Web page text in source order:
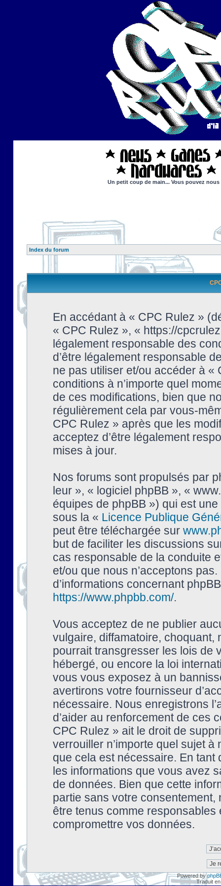
Un petit coup de main... Vous pouvez
Index du forum
En accédant à « CPC Rulez »
« CPC Rulez », « https://
légalement responsable des
d’être légalement responsable
ne pas utiliser et/ou accéder à
conditions à n’importe quel
de ces modifications, bien que
régulièrement cela par vous-
CPC Rulez » après que les
acceptez d’être légalement
mises à jour.
Nos forums sont propulsés par
leur », « logiciel phpBB », «
équipes de phpBB ») qui est
sous la « Licence Publique
peut être téléchargée sur
but de faciliter les discussions
cas responsable de la conduite
et/ou que nous n’acceptons
d’informations concernant
https://www.phpbb.com/.
Vous acceptez de ne publier
vulgaire, diffamatoire, choquant,
pourrait transgresser les lois de
hébergé, ou encore la loi
vous vous exposez à un
avertirons votre fournisseur
nécessaire. Nous enregistrons
d’aider au renforcement de ces
CPC Rulez » ait le droit de
verrouiller n’importe quel sujet à
que cela est nécessaire. En tant
les informations que vous avez
de données. Bien que cette
partie sans votre
être tenus comme
compromettre vos données.
Powered by
Traduit